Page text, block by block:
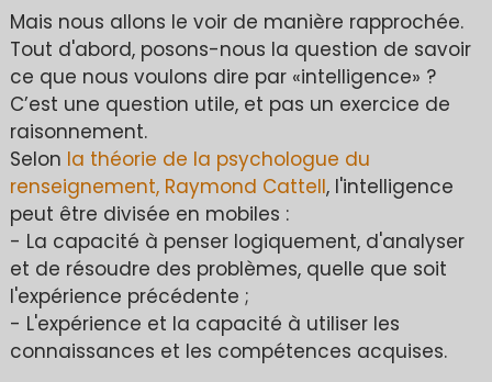
Mais nous allons le voir de manière rapprochée.
Tout d'abord, posons-nous la question de savoir
ce que nous voulons dire par «intelligence» ?
C’est une question utile, et pas un exercice de
raisonnement.
Selon la théorie de la psychologue du
renseignement, Raymond Cattell, l'intelligence
peut être divisée en mobiles :
- La capacité à penser logiquement, d'analyser
et de résoudre des problèmes, quelle que soit
l'expérience précédente ;
- L'expérience et la capacité à utiliser les
connaissances et les compétences acquises.